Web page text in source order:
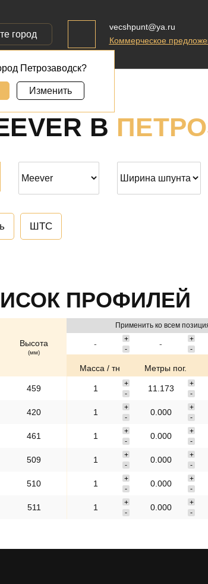
vecshpunt@ya.ru
Коммерческое
город
Петрозаводск?
Изменить
В
ШТС
ПРОФИЛЕЙ
Высота
(мм)
Применить ко всем
Масса / тн Метры пог.
459
420
461
509
510
511